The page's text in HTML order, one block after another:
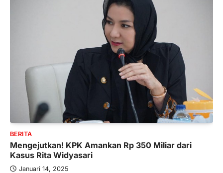
BERITA
Mengejutkan! KPK Amankan Rp 350 Miliar dari
Kasus Rita Widyasari
Januari 14, 2025